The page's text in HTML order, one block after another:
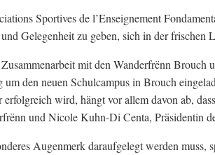
Sportives de l’Enseignement
Gelegenheit zu geben, sich in der frischen
mit den Wanderfrënn Brouch
den neuen Schulcampus in Brouch
wird, hängt vor allem davon ab,
und Nicole Kuhn-Di Centa, Präsidentin
Augenmerk daraufgelegt werden